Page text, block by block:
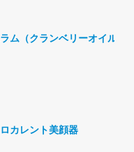
ム（クランベリーオイル）
カレント美顔器